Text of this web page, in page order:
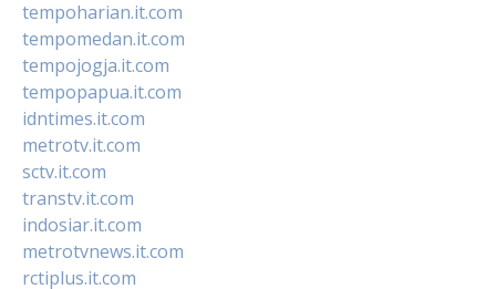
tempoharian.it.com
tempomedan.it.com
tempojogja.it.com
tempopapua.it.com
idntimes.it.com
metrotv.it.com
sctv.it.com
transtv.it.com
indosiar.it.com
metrotvnews.it.com
rctiplus.it.com